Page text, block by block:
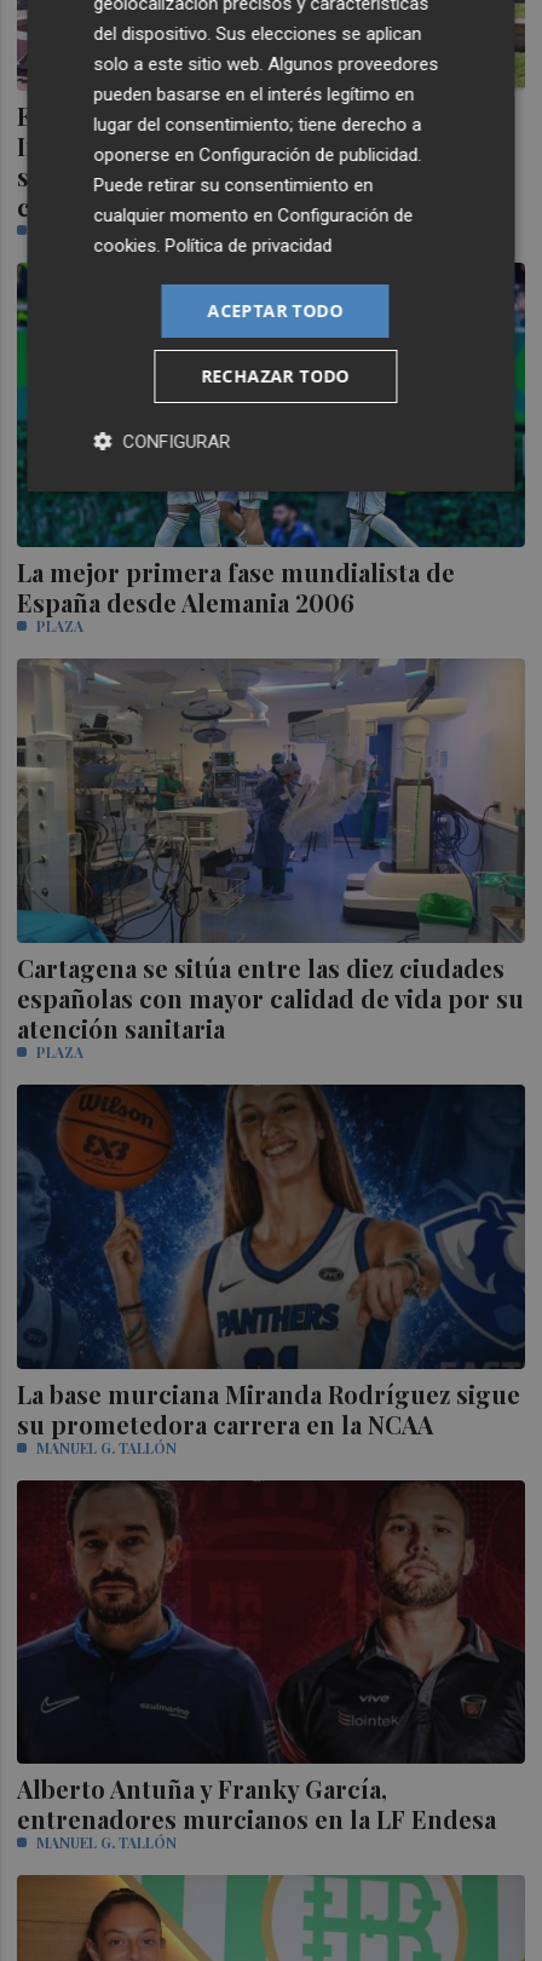
El Times Higher Education Sustainability
Impact Ratings sitúa a UAX como la
segunda universidad privada española en
contribuir al ODS ‘Ciudades
NR-ECONOMÍA
La mejor primera fase mundialista de
España desde Alemania 2006
PLAZA
Cartagena se sitúa entre las diez ciudades
españolas con mayor calidad de vida por su
atención sanitaria
PLAZA
La base murciana Miranda Rodríguez sigue
su prometedora carrera en la NCAA
MANUEL G. TALLÓN
Alberto Antuña y Franky García,
entrenadores murcianos en la LF Endesa
MANUEL G. TALLÓN
del dispositivo. Sus elecciones se aplican
solo a este sitio web. Algunos proveedores
pueden basarse en el interés legítimo en
lugar del consentimiento; tiene derecho a
oponerse enConfiguración de publicidad.
Puede retirar su consentimiento en
cualquier momento enConfiguración de
cookies.Política de privacidad
ACEPTAR TODO
RECHAZAR TODO
CONFIGURAR